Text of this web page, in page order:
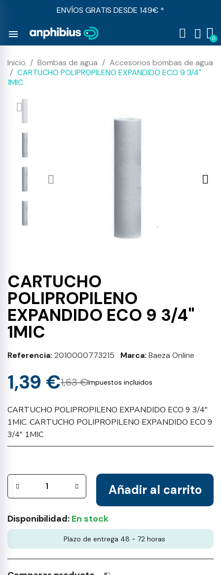
ENVÍOS GRATIS DESDE 149€ *
menu
Inicio Bombas de agua
Accesorios bombas de agua
CARTUCHO POLIPROPILENO EXPANDIDO ECO 9 3/4"
1MIC
CARTUCHO
POLIPROPILENO
EXPANDIDO ECO 9 3/4"
1MIC
Referencia 2010000773215 Marca Baeza Online
1,63 €
1,39 € Impuestos incluidos
CARTUCHO POLIPROPILENO EXPANDIDO ECO 9 3/4"
1MIC. CARTUCHO POLIPROPILENO EXPANDIDO ECO 9
3/4" 1MIC
Añadir al carrito
Disponibilidad: En stock
Plazo de entrega 48 - 72 horas